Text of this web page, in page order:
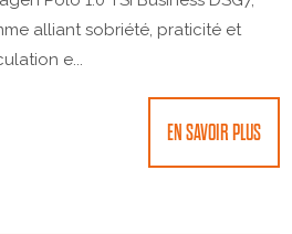
alliant sobriété, praticité et
e...
EN SAVOIR PLUS